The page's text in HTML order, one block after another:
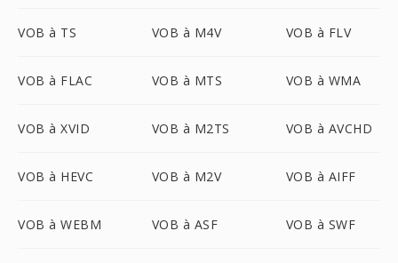
VOB à TS VOB à M4V VOB à FLV
VOB à FLAC VOB à MTS VOB à WMA
VOB à XVID VOB à M2TS VOB à AVCHD
VOB à HEVC VOB à M2V VOB à AIFF
VOB à WEBM VOB à ASF VOB à SWF